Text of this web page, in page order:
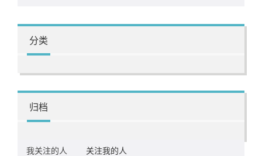
分类
归档
我关注的人 关注我的人